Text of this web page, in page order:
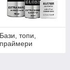
Бази, топи,
праймери